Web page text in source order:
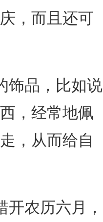
，而且还可
饰品，比如说
，经常地佩
，从而给自
农历六月，